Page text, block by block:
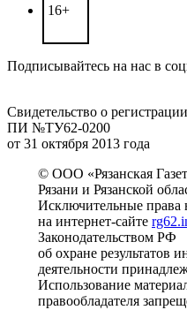
16+
Подписывайтесь на нас в
Свидетельство о
ПИ №ТУ62-0200
от 31 октября 2013 года
© ООО «Рязанская
Рязани и Рязанской
Исключительные права
на интернет-сайте
Законодательством РФ
об охране результатов
деятельности
Использование
правообладателя